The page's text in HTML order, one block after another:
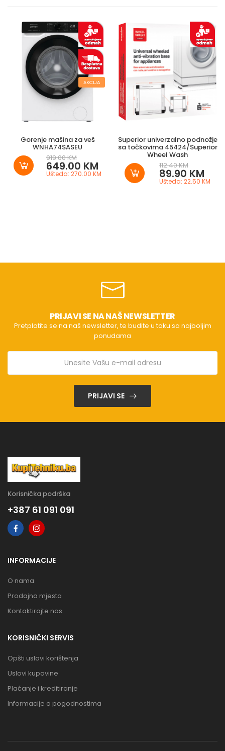
AKCIJA
Gorenje mašina za veš
WNHA74SASEU
919.00 KM
649.00 KM
Ušteda: 270.00 KM
Superior univerzalno podnožje
sa točkovima 45424/Superior
Wheel Wash
112.40 KM
89.90 KM
Ušteda: 22.50 KM
PRIJAVI SE NA NAŠ NEWSLETTER
Pretplatite se na naš newsletter, te budite u toku sa najboljim
ponudama
PRIJAVI SE
Korisnička podrška
+387 61 091 091
INFORMACIJE
O nama
Prodajna mjesta
Kontaktirajte nas
KORISNIČKI SERVIS
Opšti uslovi korištenja
Uslovi kupovine
Plaćanje i kreditiranje
Informacije o pogodnostima